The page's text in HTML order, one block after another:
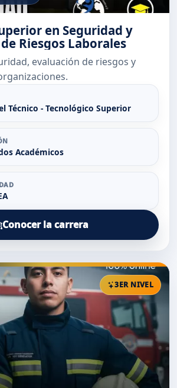
en Seguridad y
Riesgos Laborales
evaluación de riesgos y
Técnico - Tecnológico Superior
Académicos
Conocer la carrera
3ER NIVEL